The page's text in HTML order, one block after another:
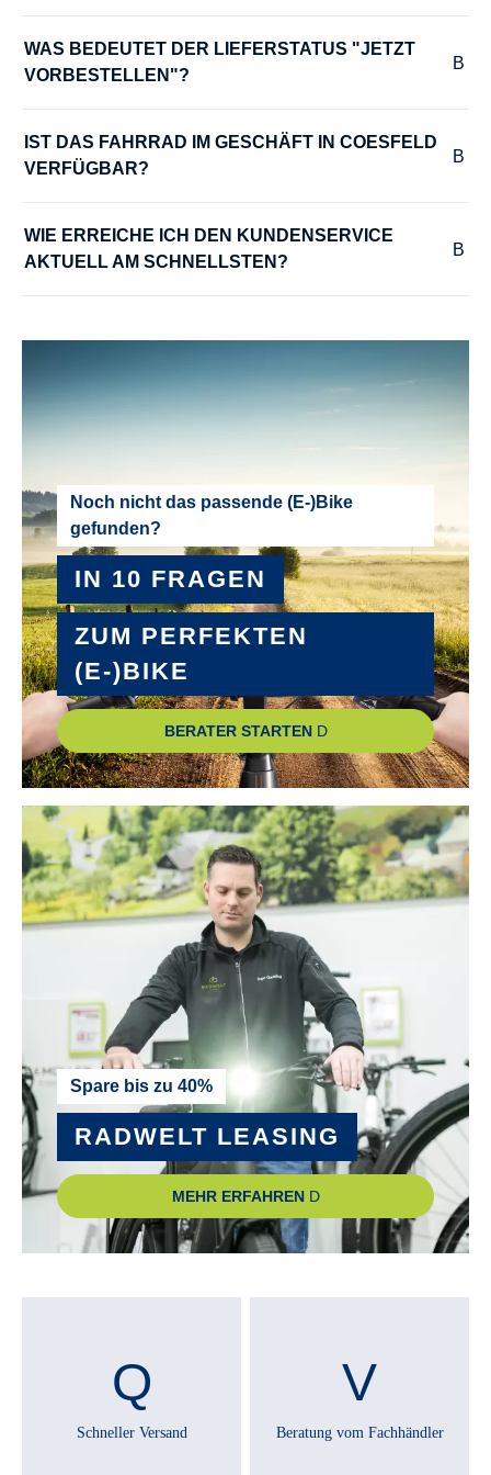
75 Nm
MOTOR-SPANNUNG :
36 V
MOTOR-TYP :
Bosch Performance Line smart System
MOTOR-UNTERSTÜTZUNG :
NABEN :
PEDALE :
Comfort, Aluminium
RADGRÖSSE :
28"
RAHMEN :
Aluminium
RAHMENGRÖSSE :
48 cm, 53 cm, 58 cm
REICHWEITE MAXIMAL :
siehe Bosch Reichweitenrechner
RÜCKLICHT :
Herrmans H-Trace, LED
RÜCKTRITTBREMSE :
Ja
SATTEL :
Selle Royal Essenza Plus
SCHALTHEBEL :
Shimano Nexus
WAS BEDEUTET DER LIEFERSTATUS "JETZT
VORBESTELLEN"?
IST DAS FAHRRAD IM GESCHÄFT IN COESFELD
VERFÜGBAR?
WIE ERREICHE ICH DEN KUNDENSERVICE
AKTUELL AM SCHNELLSTEN?
Noch nicht das passende (E-)Bike
gefunden?
IN 10 FRAGEN
ZUM PERFEKTEN
(E-)BIKE
BERATER STARTEN
Spare bis zu 40%
RADWELT LEASING
MEHR ERFAHREN
Schneller Versand Beratung vom Fachhändler